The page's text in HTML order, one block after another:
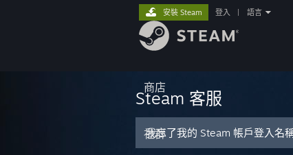
商店
社群
安裝 Steam 登入 語言
Steam 客服
我忘了我的 Steam 帳戶登入名